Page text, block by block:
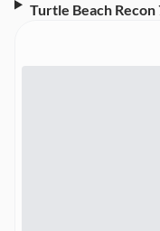
Turtle Beach